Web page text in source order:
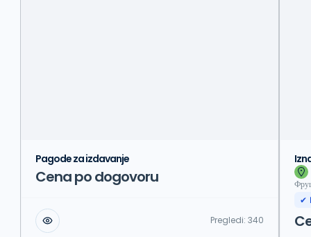
Pagode za izdavanje
Cena po dogovoru
Pregledi:340
✔